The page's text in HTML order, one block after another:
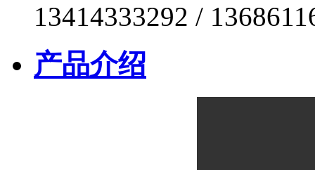
13414333292 /
产品介绍